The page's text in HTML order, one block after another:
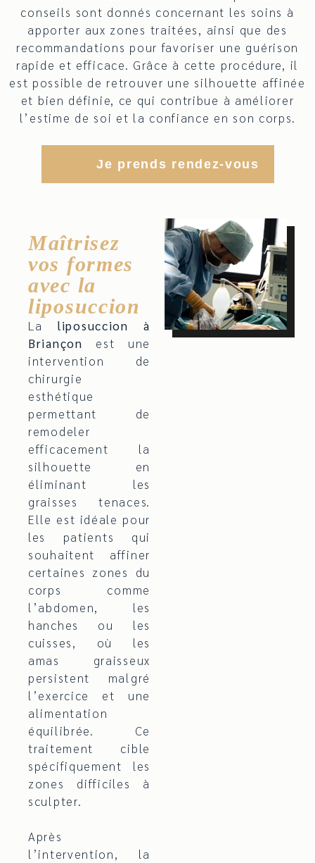
conseils sont donnés concernant les soins à
apporter aux zones traitées, ainsi que des
recommandations pour favoriser une guérison
rapide et efficace. Grâce à cette procédure, il
est possible de retrouver une silhouette affinée
et bien définie, ce qui contribue à améliorer
l’estime de soi et la confiance en son corps.
Je prends rendez-vous
Maîtrisez
vos formes
avec la
liposuccion
La liposuccion à
Briançon est une
intervention de
chirurgie
esthétique
permettant de
remodeler
efficacement la
silhouette en
éliminant les
graisses tenaces.
Elle est idéale pour
les patients qui
souhaitent affiner
certaines zones du
corps comme
l’abdomen, les
hanches ou les
cuisses, où les
amas graisseux
persistent malgré
l’exercice et une
alimentation
équilibrée. Ce
traitement cible
spécifiquement les
zones difficiles à
sculpter.
Après
l’intervention, la